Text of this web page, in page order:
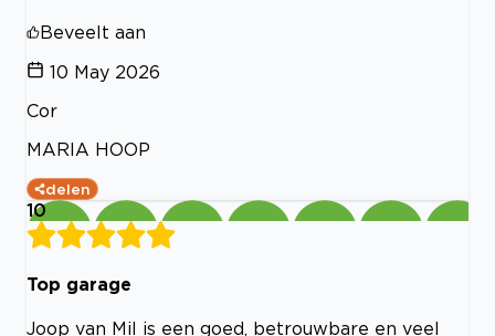
Beveelt aan
10 May 2026
Cor
MARIA HOOP
delen
10
Top garage
Joop van Mil is een goed, betrouwbare en veel